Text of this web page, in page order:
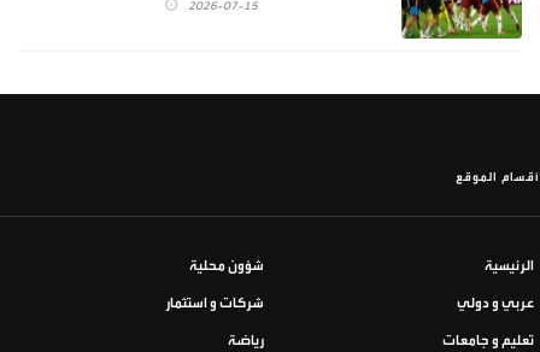
2026-07-15
أقسام الموقع
الرئيسية شؤون محلية
عربي و دولي شركات و استثمار
تعليم و جامعات رياضة